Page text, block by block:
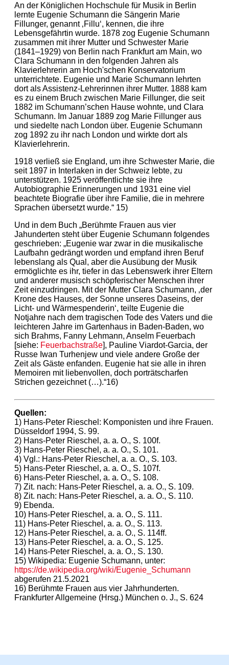
An der Königlichen Hochschule für Musik in Berlin
lernte Eugenie Schumann die Sängerin Marie
Fillunger, genannt ‚Fillu‘, kennen, die ihre
Lebensgefährtin wurde. 1878 zog Eugenie Schumann
zusammen mit ihrer Mutter und Schwester Marie
(1841–1929) von Berlin nach Frankfurt am Main, wo
Clara Schumann in den folgenden Jahren als
Klavierlehrerin am Hoch'schen Konservatorium
unterrichtete. Eugenie und Marie Schumann lehrten
dort als Assistenz-Lehrerinnen ihrer Mutter. 1888 kam
es zu einem Bruch zwischen Marie Fillunger, die seit
1882 im Schumann’schen Hause wohnte, und Clara
Schumann. Im Januar 1889 zog Marie Fillunger aus
und siedelte nach London über. Eugenie Schumann
zog 1892 zu ihr nach London und wirkte dort als
Klavierlehrerin.
1918 verließ sie England, um ihre Schwester Marie, die
seit 1897 in Interlaken in der Schweiz lebte, zu
unterstützen. 1925 veröffentlichte sie ihre
Autobiographie Erinnerungen und 1931 eine viel
beachtete Biografie über ihre Familie, die in mehrere
Sprachen übersetzt wurde.“ 15)
Und in dem Buch „Berühmte Frauen aus vier
Jahunderten steht über Eugenie Schumann folgendes
geschrieben: „Eugenie war zwar in die musikalische
Laufbahn gedrängt worden und empfand ihren Beruf
lebenslang als Qual, aber die Ausübung der Musik
ermöglichte es ihr, tiefer in das Lebenswerk ihrer Eltern
und anderer musisch schöpferischer Menschen ihrer
Zeit einzudringen. Mit der Mutter Clara Schumann, ‚der
Krone des Hauses, der Sonne unseres Daseins, der
Licht- und Wärmespenderin‘, teilte Eugenie die
Notjahre nach dem tragischen Tode des Vaters und die
leichteren Jahre im Gartenhaus in Baden-Baden, wo
sich Brahms, Fanny Lehmann, Anselm Feuerbach
[siehe: Feuerbachstraße], Pauline Viardot-Garcia, der
Russe Iwan Turhenjew und viele andere Große der
Zeit als Gäste enfanden. Eugenie hat sie alle in ihren
Memoiren mit liebenvollen, doch porträtscharfen
Strichen gezeichnet (…).“16)
Quellen:
1) Hans-Peter Rieschel: Komponisten und ihre Frauen.
Düsseldorf 1994, S. 99.
2) Hans-Peter Rieschel, a. a. O., S. 100f.
3) Hans-Peter Rieschel, a. a. O., S. 101.
4) Vgl.: Hans-Peter Rieschel, a. a. O., S. 103.
5) Hans-Peter Rieschel, a. a. O., S. 107f.
6) Hans-Peter Rieschel, a. a. O., S. 108.
7) Zit. nach: Hans-Peter Rieschel, a. a. O., S. 109.
8) Zit. nach: Hans-Peter Rieschel, a. a. O., S. 110.
9) Ebenda.
10) Hans-Peter Rieschel, a. a. O., S. 111.
11) Hans-Peter Rieschel, a. a. O., S. 113.
12) Hans-Peter Rieschel, a. a. O., S. 114ff.
13) Hans-Peter Rieschel, a. a. O., S. 125.
14) Hans-Peter Rieschel, a. a. O., S. 130.
15) Wikipedia: Eugenie Schumann, unter:
https://de.wikipedia.org/wiki/Eugenie_Schumann
abgerufen 21.5.2021
16) Berühmte Frauen aus vier Jahrhunderten.
Frankfurter Allgemeine (Hrsg.) München o. J., S. 624